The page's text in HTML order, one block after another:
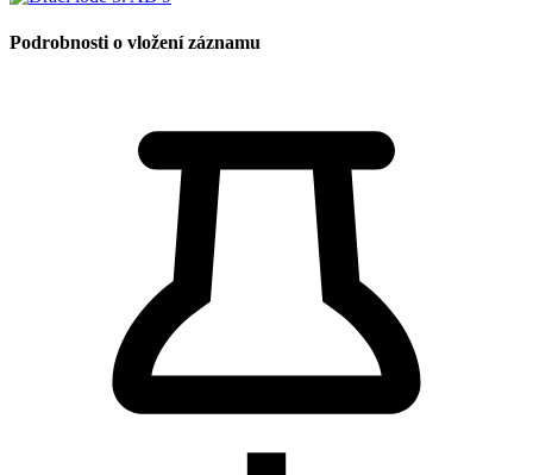
Podrobnosti o vložení záznamu